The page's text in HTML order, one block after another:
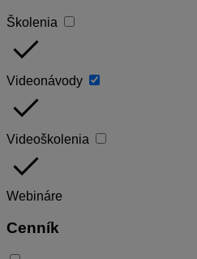
Školenia
done
Videonávody
done
Videoškolenia
done
Webináre
Cenník